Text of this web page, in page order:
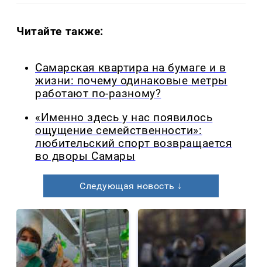
Читайте также:
Самарская квартира на бумаге и в
жизни: почему одинаковые метры
работают по-разному?
«Именно здесь у нас появилось
ощущение семейственности»:
любительский спорт возвращается
во дворы Самары
Следующая новость ↓